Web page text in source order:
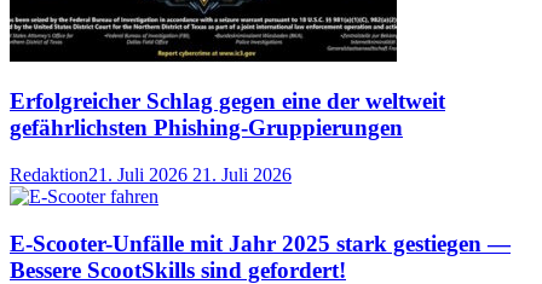
Erfolgreicher Schlag gegen eine der weltweit
gefährlichsten Phishing-Gruppierungen
Redaktion21. Juli 2026 21. Juli 2026
E-Scooter-Unfälle mit Jahr 2025 stark gestiegen —
Bessere ScootSkills sind gefordert!